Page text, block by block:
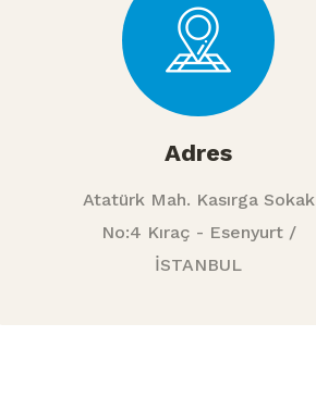
Adres
Atatürk Mah. Kasırga Sokak
No:4 Kıraç - Esenyurt /
İSTANBUL